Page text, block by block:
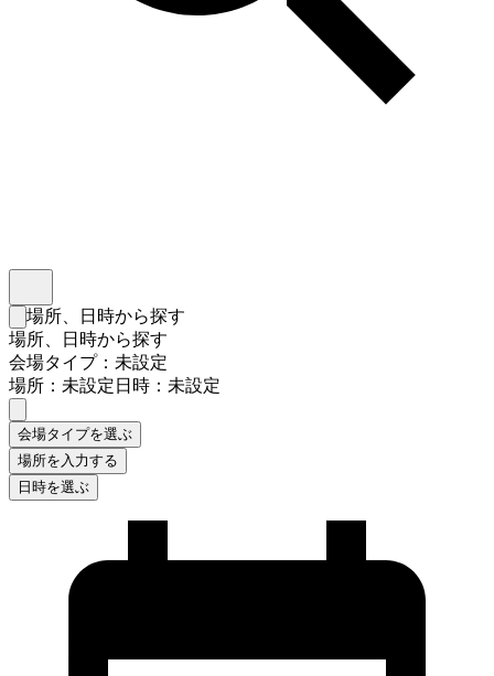
検索フォームを閉じる
場所、日時から探す
場所、日時から探す
会場タイプ：未設定
場所：未設定日時：未設定
会場タイプを選ぶ
場所を入力する
日時を選ぶ